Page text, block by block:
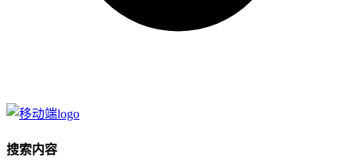
搜索内容